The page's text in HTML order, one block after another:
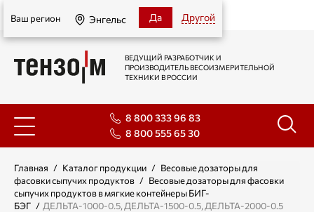
Энгельс
Ваш регион Энгельс Да Другой
ВЕДУЩИЙ РАЗРАБОТЧИК И
ПРОИЗВОДИТЕЛЬ ВЕСОИЗМЕРИТЕЛЬНОЙ
ТЕХНИКИ В РОССИИ
8 800 333 96 83
8 800 555 65 30
Главная / Каталог продукции / Весовые дозаторы для
фасовки сыпучих продуктов / Весовые дозаторы для фасовки
сыпучих продуктов в мягкие контейнеры БИГ-
БЭГ / ДЕЛЬТА-1000-0.5, ДЕЛЬТА-1500-0.5, ДЕЛЬТА-2000-0.5